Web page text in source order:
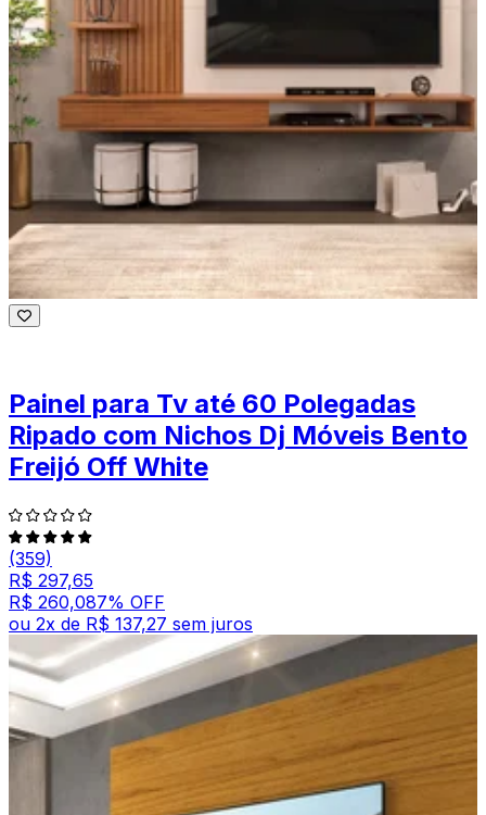
Painel para Tv até 60 Polegadas
Ripado com Nichos Dj Móveis Bento
Freijó Off White
(359)
R$ 297,65
R$ 260,087% OFF
ou 2x de R$ 137,27 sem juros